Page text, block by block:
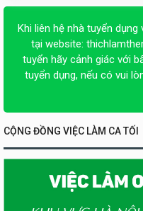
Khi liên hệ nhà tuyển
tại website:
tuyển hãy cảnh giác với
tuyển dụng, nếu có vui
CỘNG ĐỒNG VIỆC LÀM CA TỐI